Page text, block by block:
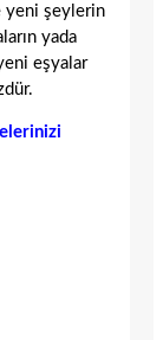
yeni şeylerin
yada
eşyalar